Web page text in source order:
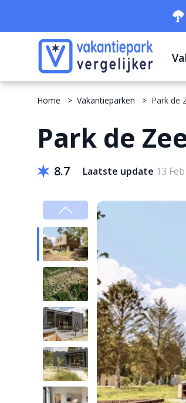
Home Vakantieparken Park de
Park de
8.7 Laatste update 13